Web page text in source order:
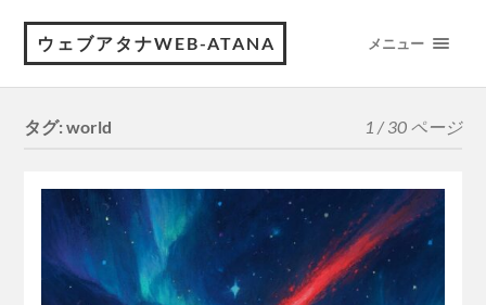
ウェブアタナWEB-ATANA メニュー
タグ:world 1 / 30 ページ